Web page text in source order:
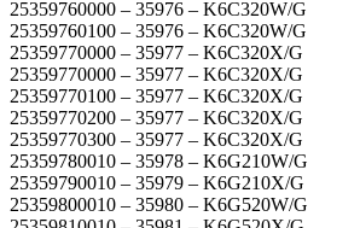
25359760000 – 35976 – K6C320W/G
25359760100 – 35976 – K6C320W/G
25359770000 – 35977 – K6C320X/G
25359770000 – 35977 – K6C320X/G
25359770100 – 35977 – K6C320X/G
25359770200 – 35977 – K6C320X/G
25359770300 – 35977 – K6C320X/G
25359780010 – 35978 – K6G210W/G
25359790010 – 35979 – K6G210X/G
25359800010 – 35980 – K6G520W/G